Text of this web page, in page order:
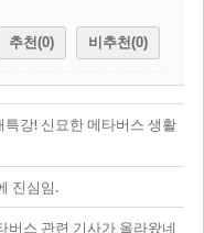
추천(0) 비추천(0)
강! 신묘한 메타버스 생활
진심임.
버스 관련 기사가 올라왔네